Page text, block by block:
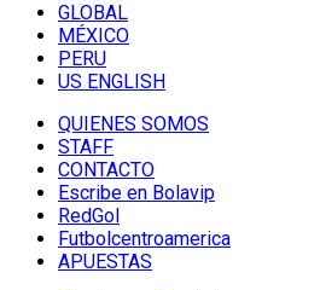
GLOBAL
MÉXICO
PERU
US ENGLISH
QUIENES SOMOS
STAFF
CONTACTO
Escribe en Bolavip
RedGol
Futbolcentroamerica
APUESTAS